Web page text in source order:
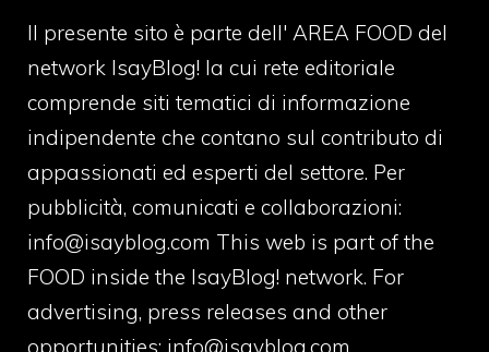
Il presente sito è parte dell' AREA FOOD del
network IsayBlog! la cui rete editoriale
comprende siti tematici di informazione
indipendente che contano sul contributo di
appassionati ed esperti del settore. Per
pubblicità, comunicati e collaborazioni:
info@isayblog.com This web is part of the
FOOD inside the IsayBlog! network. For
advertising, press releases and other
opportunities: info@isayblog.com